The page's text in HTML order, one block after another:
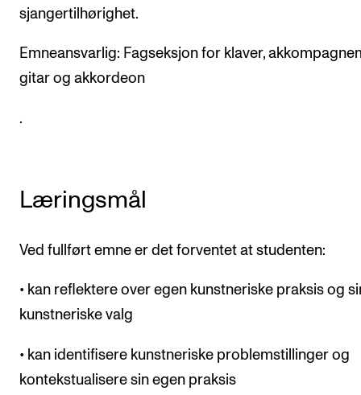
INFO
Om Norges musikkhøgskole
sjangertilhørighet.
Emneansvarlig: Fagseksjon for klaver,
gitar og akkordeon
.
Læringsmål
Ved fullført emne er det forventet at studenten:
• kan reflektere over egen kunstneriske praksis og
kunstneriske valg
• kan identifisere kunstneriske problemstillinger og
kontekstualisere sin egen praksis